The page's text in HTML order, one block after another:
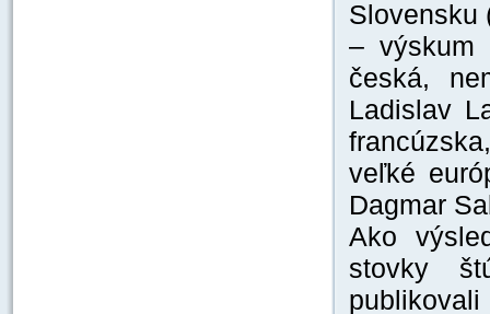
Slovensku
– výskum
česká,
Ladislav
veľké
Dagmar
Ako
stovky